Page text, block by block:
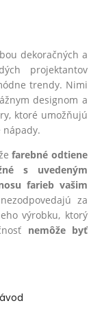
dekoračných a
projektantov
trendy. Nimi
designom a
ktoré umožňujú
nápady.
farebné odtiene
s uvedeným
farieb vašim
za
výrobku, ktorý
nemôže byť